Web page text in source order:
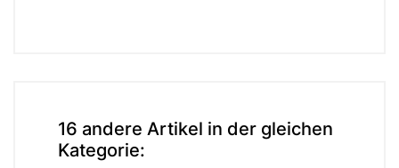
16 andere Artikel in der gleichen
Kategorie: